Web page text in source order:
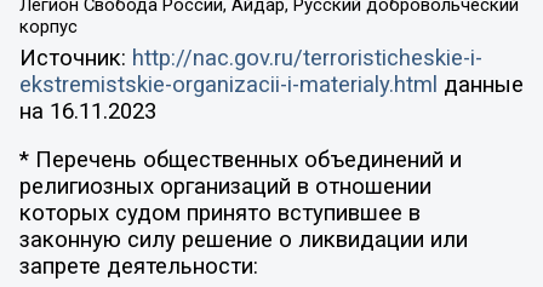
Легион Свобода России, Айдар, Русский добровольческий
корпус
Источник: http://nac.gov.ru/terroristicheskie-i-
ekstremistskie-organizacii-i-materialy.html данные
на 16.11.2023
* Перечень общественных объединений и
религиозных организаций в отношении
которых судом принято вступившее в
законную силу решение о ликвидации или
запрете деятельности: